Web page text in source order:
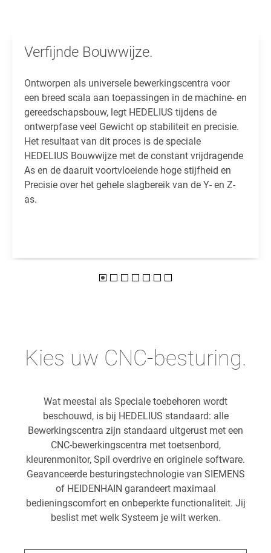
Verfijnde Bouwwijze.
Ontworpen als universele bewerkingscentra voor
een breed scala aan toepassingen in de machine- en
gereedschapsbouw, legt HEDELIUS tijdens de
ontwerpfase veel Gewicht op stabiliteit en precisie.
Het resultaat van dit proces is de speciale
HEDELIUS Bouwwijze met de constant vrijdragende
As en de daaruit voortvloeiende hoge stijfheid en
Precisie over het gehele slagbereik van de Y- en Z-
as.
Kies uw CNC-besturing.
Wat meestal als Speciale toebehoren wordt
beschouwd, is bij HEDELIUS standaard: alle
Bewerkingscentra zijn standaard uitgerust met een
CNC-bewerkingscentra met toetsenbord,
kleurenmonitor, Spil overdrive en originele software.
Geavanceerde besturingstechnologie van SIEMENS
of HEIDENHAIN garandeert maximaal
bedieningscomfort en onbeperkte functionaliteit. Jij
beslist met welk Systeem je wilt werken.